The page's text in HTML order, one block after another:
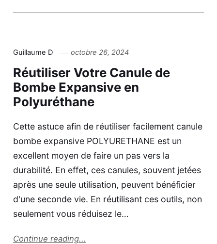
Guillaume D octobre 26, 2024
Réutiliser Votre Canule de
Bombe Expansive en
Polyuréthane
Cette astuce afin de réutiliser facilement canule
bombe expansive POLYURETHANE est un
excellent moyen de faire un pas vers la
durabilité. En effet, ces canules, souvent jetées
après une seule utilisation, peuvent bénéficier
d'une seconde vie. En réutilisant ces outils, non
seulement vous réduisez le…
Continue reading...